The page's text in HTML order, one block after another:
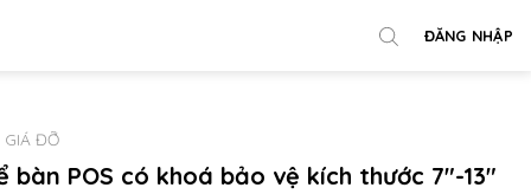
ĐĂNG NHẬP
GIÁ ĐỠ
POS có khoá bảo vệ kích thước 7″-13″